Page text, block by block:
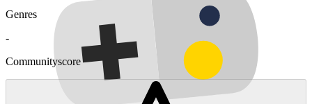
Genres
-
Communityscore